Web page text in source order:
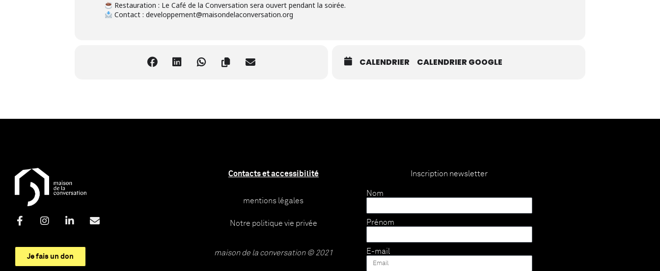
Restauration : Le Café de la Conversation sera ouvert pendant la soirée.
Contact : developpement@maisondelaconversation.org
CALENDRIER CALENDRIER GOOGLE
Je fais un don
Contacts et accessibilité
mentions légales
Notre politique vie privée
maison de la conversation © 2021
Inscription newsletter
Nom
Prénom
E-mail